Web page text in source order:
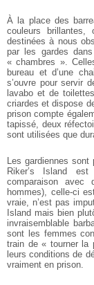
À la place des
couleurs brillantes,
destinées à nous
par les gardes
« chambres ».
bureau et d’une
s’ouvre pour servir
lavabo et de
criardes et dispose
prison compte
tapissé, deux
sont utilisées que
Les gardiennes
Riker’s Island
comparaison avec
hommes), celle-ci
vraie, n’est pas
Island mais bien
invraisemblable
sont les femmes
train de « tourner la
leurs conditions de
vraiment en prison.